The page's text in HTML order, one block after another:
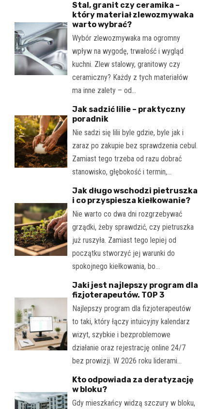
Stal, granit czy ceramika –
który materiał zlewozmywaka
warto wybrać?
Wybór zlewozmywaka ma ogromny
wpływ na wygodę, trwałość i wygląd
kuchni. Zlew stalowy, granitowy czy
ceramiczny? Każdy z tych materiałów
ma inne zalety – od…
Jak sadzić lilie – praktyczny
poradnik
Nie sadzi się lilii byle gdzie, byle jak i
zaraz po zakupie bez sprawdzenia cebul.
Zamiast tego trzeba od razu dobrać
stanowisko, głębokość i termin,…
Jak długo wschodzi pietruszka
i co przyspiesza kiełkowanie?
Nie warto co dwa dni rozgrzebywać
grządki, żeby sprawdzić, czy pietruszka
już ruszyła. Zamiast tego lepiej od
początku stworzyć jej warunki do
spokojnego kiełkowania, bo…
Jaki jest najlepszy program dla
fizjoterapeutów. TOP 3
Najlepszy program dla fizjoterapeutów
to taki, który łączy intuicyjny kalendarz
wizyt, szybkie i bezproblemowe
działanie oraz rejestrację online 24/7
bez prowizji. W 2026 roku liderami…
Kto odpowiada za deratyzację
w bloku?
Gdy mieszkańcy widzą szczury w bloku,